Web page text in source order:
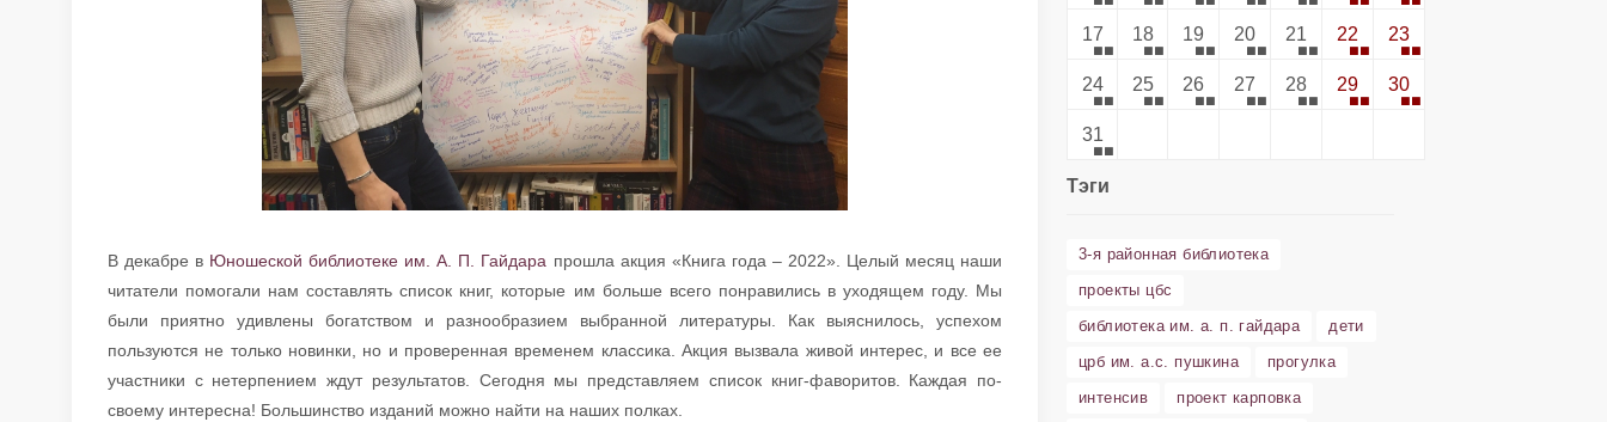
В декабре в Юношеской библиотеке им. А. П. Гайдара прошла акция «Книга года – 2022». Целый месяц наши
читатели помогали нам составлять список книг, которые им больше всего понравились в уходящем году. Мы
были приятно удивлены богатством и разнообразием выбранной литературы. Как выяснилось, успехом
пользуются не только новинки, но и проверенная временем классика. Акция вызвала живой интерес, и все ее
участники с нетерпением ждут результатов. Сегодня мы представляем список книг-фаворитов. Каждая по-
своему интересна! Большинство изданий можно найти на наших полках.
17 18 19 20 21 22 23
24 25 26 27 28 29 30
31
Тэги
3-я районная библиотека
проекты цбс
библиотека им. а. п. гайдара
дети
црб им. а.с. пушкина
прогулка
интенсив
проект карповка